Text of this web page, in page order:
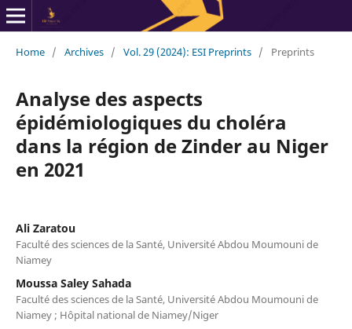
Home / Archives / Vol. 29 (2024): ESI Preprints / Preprints
Analyse des aspects
épidémiologiques du choléra
dans la région de Zinder au Niger
en 2021
Ali Zaratou
Faculté des sciences de la Santé, Université Abdou Moumouni de
Niamey
Moussa Saley Sahada
Faculté des sciences de la Santé, Université Abdou Moumouni de
Niamey ; Hôpital national de Niamey/Niger